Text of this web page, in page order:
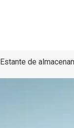
Estante de